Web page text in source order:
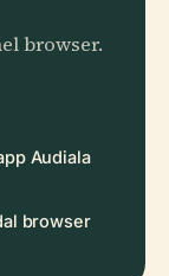
browser.
Audiala
browser